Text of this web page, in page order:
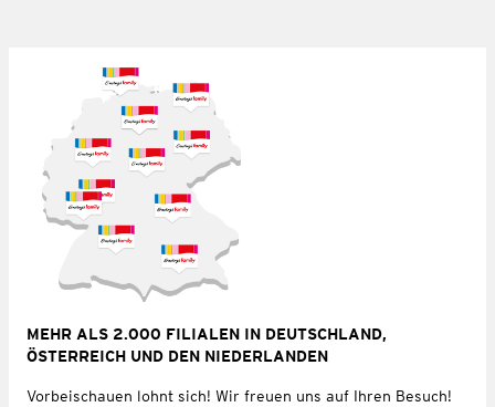
MEHR ALS 2.000 FILIALEN IN DEUTSCHLAND,
ÖSTERREICH UND DEN NIEDERLANDEN
Vorbeischauen lohnt sich! Wir freuen uns auf Ihren Besuch!